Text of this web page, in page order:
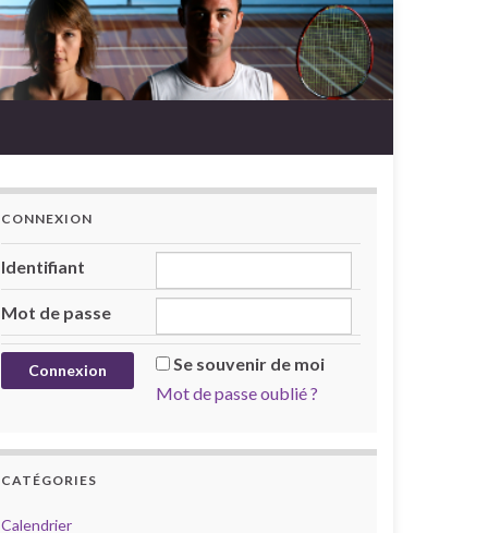
CONNEXION
Identifiant
Mot de passe
Se souvenir de moi
Mot de passe oublié ?
CATÉGORIES
Calendrier